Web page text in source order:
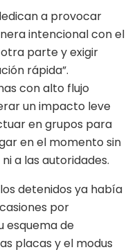
a provocar
intencional con el
parte y exigir
rápida”.
con alto flujo
un impacto leve
en grupos para
en el momento sin
a las autoridades.
detenidos ya había
por
esquema de
placas y el modus